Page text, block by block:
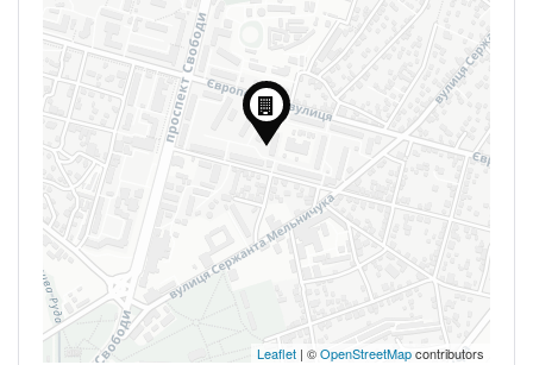
Leaflet | ©OpenStreetMapcontributors